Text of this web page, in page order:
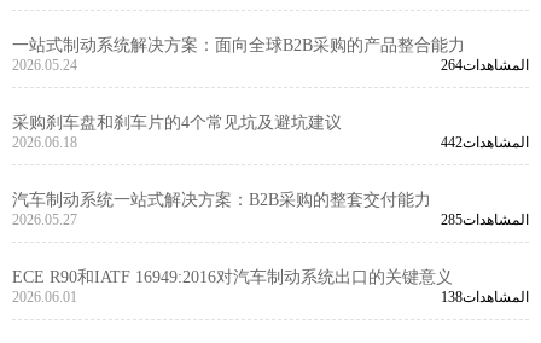
司
一站式制动系统解决方案：面向全球B2B采购的产品整合能力
2026.05.24 264المشاهدات
采购刹车盘和刹车片的4个常见坑及避坑建议
2026.06.18 442المشاهدات
汽车制动系统一站式解决方案：B2B采购的整套交付能力
2026.05.27 285المشاهدات
ECE R90和IATF 16949:2016对汽车制动系统出口的关键意义
2026.06.01 138المشاهدات